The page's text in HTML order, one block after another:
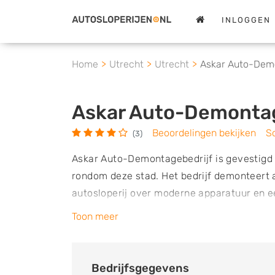
INLOGGEN
Home Utrecht Utrecht Askar Auto-
Askar Auto-
(3) Beoordelingen bekijken
Askar Auto-Demontagebedrijf is
rondom deze stad. Het bedrijf demonteert
autosloperij over moderne apparatuur en
gedemonteerd volgens richtlijnen die door
schadevoertuigen in en is bevoegd tot
Toon meer
Bedrijfsgegevens